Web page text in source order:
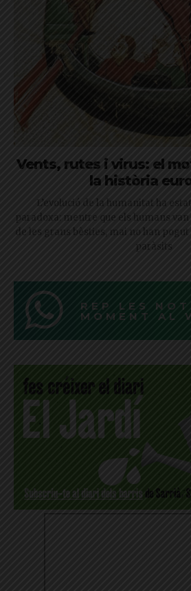
Vents, rutes i virus: el
la història
L’evolució de la humanitat ha
paradoxa: mentre que els humans
de les grans bèsties, mai no han pogut
paràsits
REP LES
MOMENT AL